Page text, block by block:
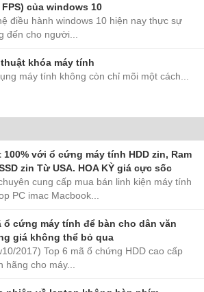
của windows 10
điều hành windows 10 hiện nay thực sự
đến cho người...
khóa máy tính
máy tính không còn chỉ mõi một cách...
100% với ổ cứng máy tính HDD zin, Ram
zin Từ USA. HOA KỲ giá cực sốc
cung cấp mua bán linh kiện máy tính
PC imac Macbook...
ổ cứng máy tính để bàn cho dân văn
giá không thể bỏ qua
2017) Top 6 mã ổ chứng HDD cao cấp
hãng cho máy...